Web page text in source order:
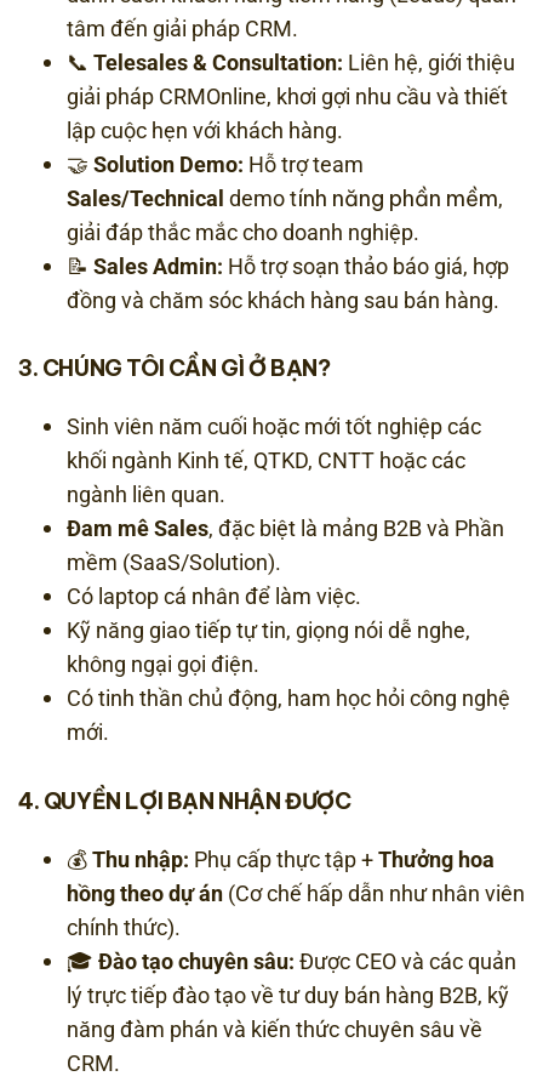
tâm đến giải pháp CRM.
📞 Telesales & Consultation: Liên hệ, giới thiệu
giải pháp CRMOnline, khơi gợi nhu cầu và thiết
lập cuộc hẹn với khách hàng.
🤝 Solution Demo: Hỗ trợ team
Sales/Technical demo tính năng phần mềm,
giải đáp thắc mắc cho doanh nghiệp.
📝 Sales Admin: Hỗ trợ soạn thảo báo giá, hợp
đồng và chăm sóc khách hàng sau bán hàng.
3. CHÚNG TÔI CẦN GÌ Ở BẠN?
Sinh viên năm cuối hoặc mới tốt nghiệp các
khối ngành Kinh tế, QTKD, CNTT hoặc các
ngành liên quan.
Đam mê Sales, đặc biệt là mảng B2B và Phần
mềm (SaaS/Solution).
Có laptop cá nhân để làm việc.
Kỹ năng giao tiếp tự tin, giọng nói dễ nghe,
không ngại gọi điện.
Có tinh thần chủ động, ham học hỏi công nghệ
mới.
4. QUYỀN LỢI BẠN NHẬN ĐƯỢC
💰Thu nhập: Phụ cấp thực tập +Thưởng hoa
hồng theo dự án (Cơ chế hấp dẫn như nhân viên
chính thức).
🎓 Đào tạo chuyên sâu: Được CEO và các quản
lý trực tiếp đào tạo về tư duy bán hàng B2B, kỹ
năng đàm phán và kiến thức chuyên sâu về
CRM.